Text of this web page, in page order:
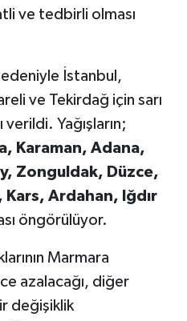
ve tedbirli olması
İstanbul,
ve Tekirdağ için sarı
Yağışların;
Karaman, Adana,
Zonguldak, Düzce,
Ardahan, Iğdır
öngörülüyor.
Marmara
azalacağı, diğer
değişiklik